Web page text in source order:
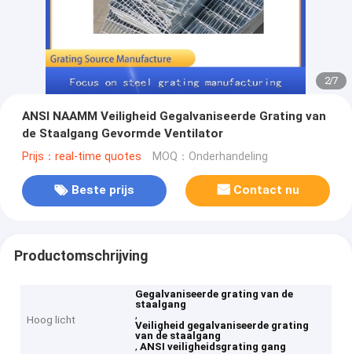
2/7
ANSI NAAMM Veiligheid Gegalvaniseerde Grating van
de Staalgang Gevormde Ventilator
Prijs：real-time quotes MOQ：Onderhandeling
Beste prijs Contact nu
Productomschrijving
Hoog licht
Gegalvaniseerde grating van de
staalgang
,
Veiligheid gegalvaniseerde grating
van de staalgang
,ANSI veiligheidsgrating gang